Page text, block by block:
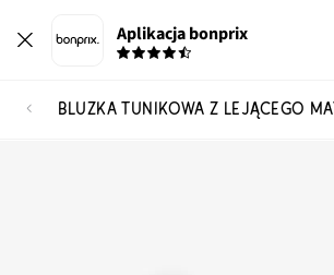
Aplikacja bonprix